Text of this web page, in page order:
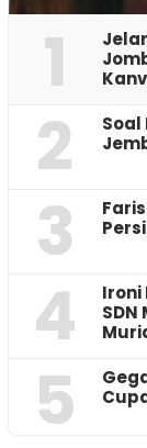
1
2
‎Soal
3
4
Ironi
5